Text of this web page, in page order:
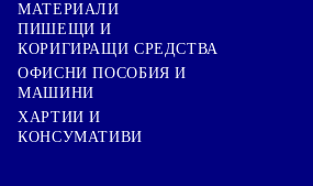
МАТЕРИАЛИ
ПИШЕЩИ И
КОРИГИРАЩИ СРЕДСТВА
ОФИСНИ ПОСОБИЯ И
МАШИНИ
ХАРТИИ И
КОНСУМАТИВИ